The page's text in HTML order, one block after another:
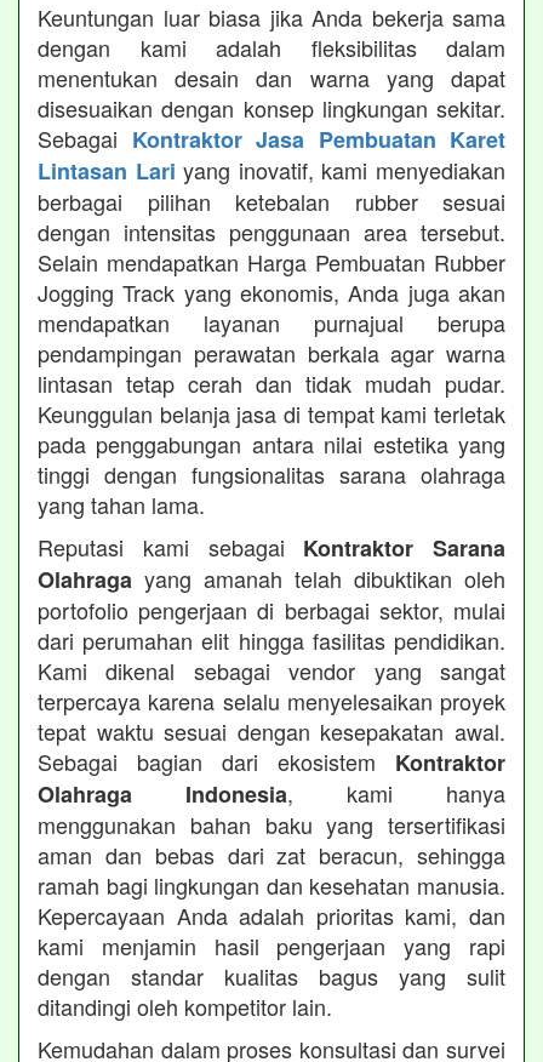
Keuntungan luar biasa jika Anda bekerja sama
dengan kami adalah fleksibilitas dalam
menentukan desain dan warna yang dapat
disesuaikan dengan konsep lingkungan sekitar.
Sebagai Kontraktor Jasa Pembuatan Karet
Lintasan Lari yang inovatif, kami menyediakan
berbagai pilihan ketebalan rubber sesuai
dengan intensitas penggunaan area tersebut.
Selain mendapatkan Harga Pembuatan Rubber
Jogging Track yang ekonomis, Anda juga akan
mendapatkan layanan purnajual berupa
pendampingan perawatan berkala agar warna
lintasan tetap cerah dan tidak mudah pudar.
Keunggulan belanja jasa di tempat kami terletak
pada penggabungan antara nilai estetika yang
tinggi dengan fungsionalitas sarana olahraga
yang tahan lama.
Reputasi kami sebagai Kontraktor Sarana
Olahraga yang amanah telah dibuktikan oleh
portofolio pengerjaan di berbagai sektor, mulai
dari perumahan elit hingga fasilitas pendidikan.
Kami dikenal sebagai vendor yang sangat
terpercaya karena selalu menyelesaikan proyek
tepat waktu sesuai dengan kesepakatan awal.
Sebagai bagian dari ekosistem Kontraktor
Olahraga Indonesia, kami hanya
menggunakan bahan baku yang tersertifikasi
aman dan bebas dari zat beracun, sehingga
ramah bagi lingkungan dan kesehatan manusia.
Kepercayaan Anda adalah prioritas kami, dan
kami menjamin hasil pengerjaan yang rapi
dengan standar kualitas bagus yang sulit
ditandingi oleh kompetitor lain.
Kemudahan dalam proses konsultasi dan survei